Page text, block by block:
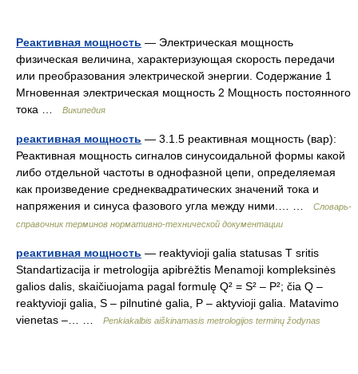
Реактивная мощность — Электрическая мощность
физическая величина, характеризующая скорость передачи
или преобразования электрической энергии. Содержание 1
Мгновенная электрическая мощность 2 Мощность постоянного
тока …
Википедия
реактивная мощность — 3.1.5 реактивная мощность (вар):
Реактивная мощность сигналов синусоидальной формы какой
либо отдельной частоты в однофазной цепи, определяемая
как произведение среднеквадратических значений тока и
напряжения и синуса фазового угла между ними.… …
Словарь-
справочник терминов нормативно-технической документации
реактивная мощность — reaktyvioji galia statusas T sritis
Standartizacija ir metrologija apibrėžtis Menamoji kompleksinės
galios dalis, skaičiuojama pagal formulę Q² = S² – P²; čia Q –
reaktyvioji galia, S – pilnutinė galia, P – aktyvioji galia. Matavimo
vienetas –… …
Penkiakalbis aiškinamasis metrologijos terminų žodynas